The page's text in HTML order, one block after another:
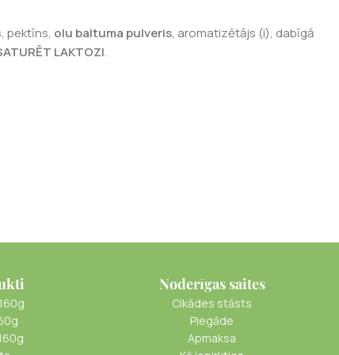
pektīns, olu baltuma pulveris, aromatizētājs (i), dabīgā
LAKTOZI.
Noderīgas saites
Cikādes stāsts
Piegāde
Apmaksa